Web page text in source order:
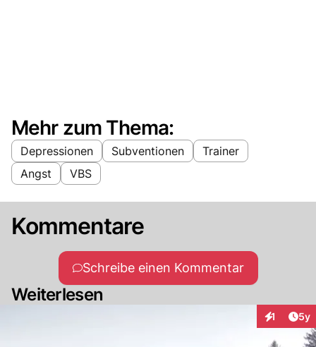
Mehr zum Thema:
Depressionen Subventionen
Trainer
Angst
VBS
Kommentare
Schreibe einen Kommentar
Weiterlesen
1 5y